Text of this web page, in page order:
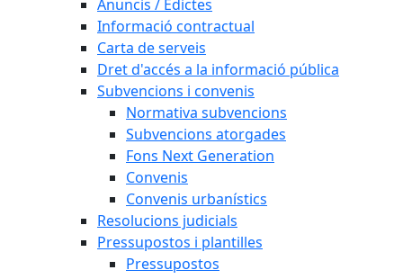
Anuncis / Edictes
Informació contractual
Carta de serveis
Dret d'accés a la informació pública
Subvencions i convenis
Normativa subvencions
Subvencions atorgades
Fons Next Generation
Convenis
Convenis urbanístics
Resolucions judicials
Pressupostos i plantilles
Pressupostos